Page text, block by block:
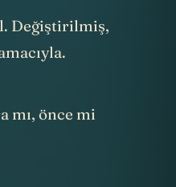
Değiştirilmiş,
mı, önce mi